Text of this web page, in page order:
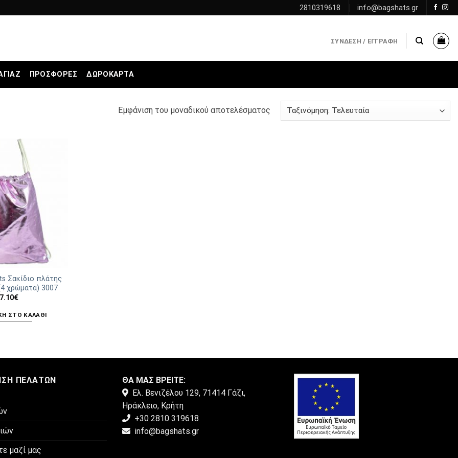
2810319618 info@bagshats.gr
ΣΎΝΔΕΣΗ / ΕΓΓΡΑΦΉ
ΠΡΟΣΦΟΡΕΣ ΔΩΡΟΚΆΡΤΑ
Εμφάνιση του μοναδικού αποτελέσματος
Σακίδιο πλάτης
χρώματα) 3007
7.10€
ΣΤΟ ΚΑΛΆΘΙ
ΠΕΛΑΤΏΝ
μαζί μας
ΘΑ ΜΑΣ ΒΡΕΙΤΕ:
Ελ. Βενιζέλου 129, 71414 Γάζι,
Ηράκλειο, Κρήτη
+30 2810 319618
info@bagshats.gr